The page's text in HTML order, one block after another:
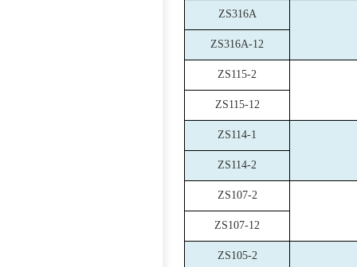
ZS316A
ZS316A-12
ZS115-2
ZS115-12
ZS114-1
ZS114-2
ZS107-2
ZS107-12
ZS105-2